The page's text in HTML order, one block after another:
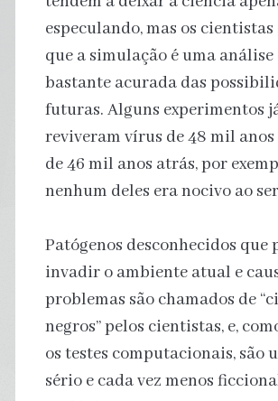
especulando, mas os
que a simulação é uma análise
bastante acurada das
futuras. Alguns experimentos
reviveram vírus de 48 mil anos
de 46 mil anos atrás, por
nenhum deles era nocivo ao
Patógenos desconhecidos que
invadir o ambiente atual e
problemas são chamados de
negros” pelos cientistas, e,
os testes computacionais, são
sério e cada vez menos